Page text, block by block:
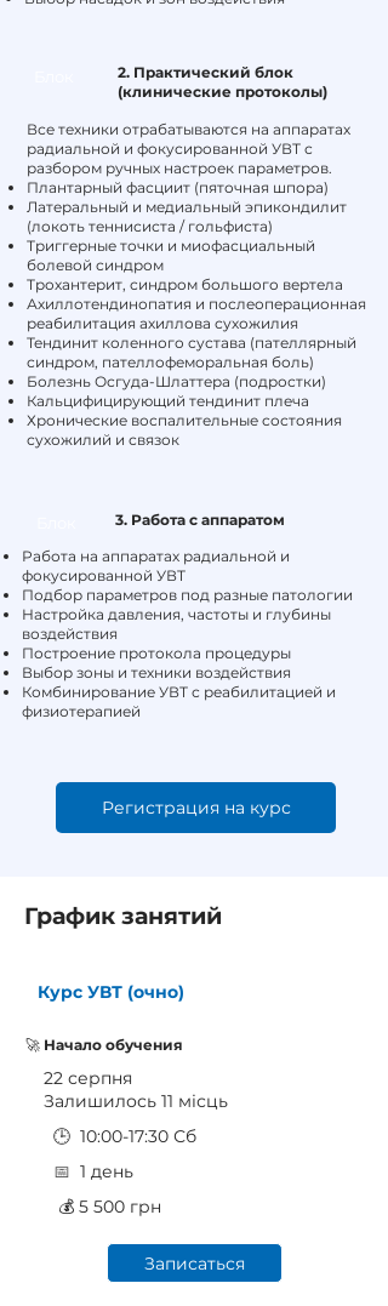
2. Практический блок
(клинические протоколы)
Все техники отрабатываются на аппаратах
радиальной и фокусированной УВТ с
разбором ручных настроек параметров.
Плантарный фасциит (пяточная шпора)
Латеральный и медиальный эпикондилит
(локоть теннисиста / гольфиста)
Триггерные точки и миофасциальный
болевой синдром
Трохантерит, синдром большого вертела
Ахиллотендинопатия и послеоперационная
реабилитация ахиллова сухожилия
Тендинит коленного сустава (пателлярный
синдром, пателлофеморальная боль)
Болезнь Осгуда-Шлаттера (подростки)
Кальцифицирующий тендинит плеча
Хронические воспалительные состояния
сухожилий и связок
3. Работа с аппаратом
Работа на аппаратах радиальной и
фокусированной УВТ
Подбор параметров под разные патологии
Настройка давления, частоты и глубины
воздействия
Построение протокола процедуры
Выбор зоны и техники воздействия
Комбинирование УВТ с реабилитацией и
физиотерапией
Регистрация на курс
График занятий
Курс УВТ (очно)
🚀 Начало обучения
22 серпня
Залишилось 11 місць
🕒 10:00-17:30 Сб
📅 1 день
💰 5 500 грн
Записаться